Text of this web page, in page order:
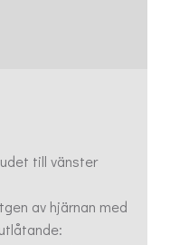
till vänster
av hjärnan med